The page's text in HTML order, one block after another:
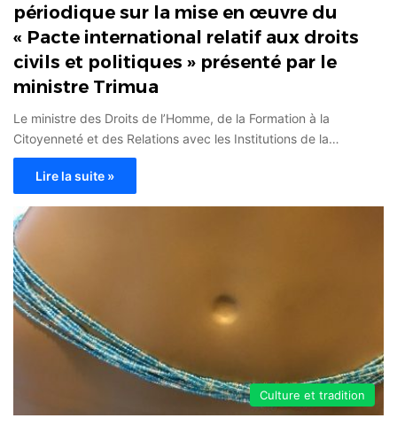
périodique sur la mise en œuvre du
« Pacte international relatif aux droits
civils et politiques » présenté par le
ministre Trimua
Le ministre des Droits de l’Homme, de la Formation à la
Citoyenneté et des Relations avec les Institutions de la…
Lire la suite »
Culture et tradition